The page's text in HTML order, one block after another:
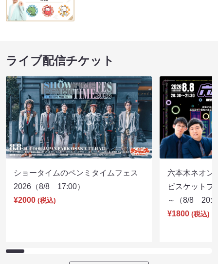
ライブ配信チケット
ショータイムのペンミタイムフェス
2026（8/8 17:00）
¥2000 (税込)
六本木ネオン
ビスケットブ
～（8/8
¥1800 (税込)